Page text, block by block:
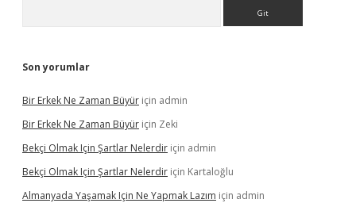
Son yorumlar
Bir Erkek Ne Zaman Büyür için admin
Bir Erkek Ne Zaman Büyür için Zeki
Bekçi Olmak Için Şartlar Nelerdir için admin
Bekçi Olmak Için Şartlar Nelerdir için Kartaloğlu
Almanyada Yaşamak Için Ne Yapmak Lazım için admin